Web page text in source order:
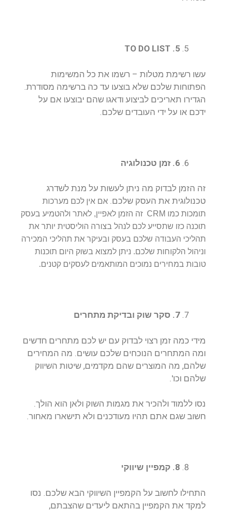
5. TO DO LIST
עשו רשימת מטלות – רשמו את כל המשימות
הפתוחות שלכם שלא בוצעו עד כה ברשימה מסודרת.
הגדירו תאריכים לביצוע ודאגו שהם יבוצעו אם על
ידכם או על ידי העובדים שלכם.
6. זמן טכנולוגיה
זה הזמן לבדוק מה ניתן לעשות על מנת לשדרג
טכנולוגית את העסק שלכם. אם אין לכם מערכות
תומכות כמו CRM זה הזמן לאפיין, לאתר ולהטמיע בעסק
תוכנה כזו שתסייע לכם לנהל בצורה הוליסטית יותר את
תהליכי העבודה שלכם בעסק ובעיקר את תהליכי המכירה
וניהול הלקוחות שלכם. ניתן למצוא בשוק היום תוכנות
טובות במחירים נמוכים המותאמים לעסקים קטנים.
7. סקר שוק ובדיקת מתחרים
מידי כמה זמן רצוי לבדוק עם יש לכם מתחרים חדשים
ומה המתחרים הנוכחים שלכם עושים. מה המחירים
שלהם, מה המוצרים שהם מקדמים, שיטות השיווק
שלהם וכו'.
נסו ללמוד ולהכיר את מגמות השוק ולאן הוא הולך.
חשוב שגם אתם תהיו מעודכנים ולא תישארו מאחור.
8. קמפיין שיווקי
התחילו לחשוב על הקמפיין השיווקי הבא שלכם. נסו
למקד את הקמפיין בהתאם ליעדים שהצבתם,